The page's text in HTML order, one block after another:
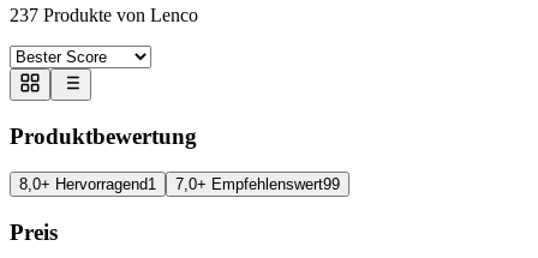
237 Produkte von Lenco
Produktbewertung
8,0+ Hervorragend1 7,0+ Empfehlenswert99
Preis